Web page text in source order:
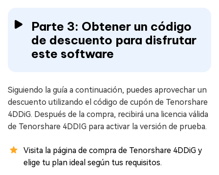
Parte 3: Obtener un código
de descuento para disfrutar
este software
Siguiendo la guía a continuación, puedes aprovechar un
descuento utilizando el código de cupón de Tenorshare
4DDiG. Después de la compra, recibirá una licencia válida
de Tenorshare 4DDIG para activar la versión de prueba.
Visita la página de compra de Tenorshare 4DDiG y
elige tu plan ideal según tus requisitos.